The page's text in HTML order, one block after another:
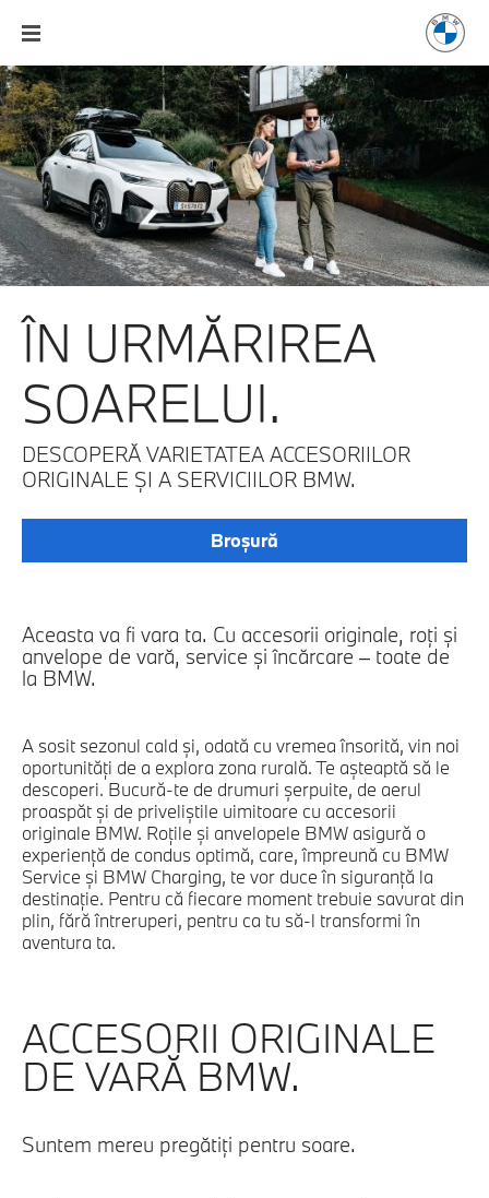
ÎN URMĂRIREA
SOARELUI.
DESCOPERĂ VARIETATEA ACCESORIILOR
ORIGINALE ȘI A SERVICIILOR BMW.
Broșură
Aceasta va fi vara ta. Cu accesorii originale, roţi şi
anvelope de vară, service şi încărcare – toate de
la BMW.
A sosit sezonul cald şi, odată cu vremea însorită, vin noi
oportunităţi de a explora zona rurală. Te aşteaptă să le
descoperi. Bucură-te de drumuri şerpuite, de aerul
proaspăt şi de priveliştile uimitoare cu accesorii
originale BMW. Roţile şi anvelopele BMW asigură o
experienţă de condus optimă, care, împreună cu BMW
Service şi BMW Charging, te vor duce în siguranţă la
destinaţie. Pentru că fiecare moment trebuie savurat din
plin, fără întreruperi, pentru ca tu să-l transformi în
aventura ta.
ACCESORII ORIGINALE
DE VARĂ BMW.
Suntem mereu pregătiţi pentru soare.